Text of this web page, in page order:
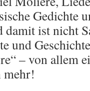
Gedichte
ist nicht
und
– von allem
mehr!